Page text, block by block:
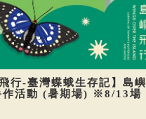
飛行-臺灣蝶蛾生存記】島嶼
作活動 (暑期場) ※8/13場